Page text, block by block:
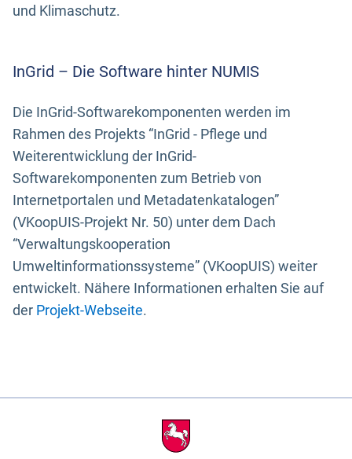
und Klimaschutz.
InGrid – Die Software hinter NUMIS
Die InGrid-Softwarekomponenten werden im
Rahmen des Projekts “InGrid - Pflege und
Weiterentwicklung der InGrid-
Softwarekomponenten zum Betrieb von
Internetportalen und Metadatenkatalogen”
(VKoopUIS-Projekt Nr. 50) unter dem Dach
“Verwaltungskooperation
Umweltinformationssysteme” (VKoopUIS) weiter
entwickelt. Nähere Informationen erhalten Sie auf
der Projekt-Webseite.